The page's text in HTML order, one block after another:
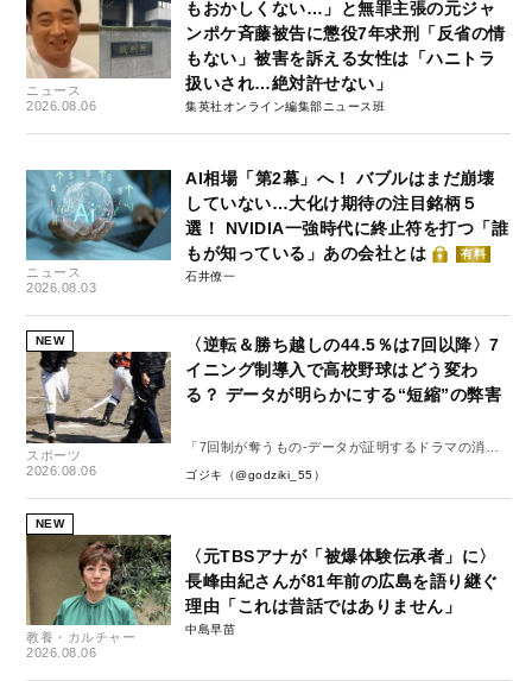
ニュース
2026.08.06
もおかしくない…」と無罪主張の元ジャ
ンポケ斉藤被告に懲役7年求刑「反省の情
もない」被害を訴える女性は「ハニトラ
扱いされ…絶対許せない」
集英社オンライン編集部ニュース班
ニュース
2026.08.03
AI相場「第2幕」へ！ バブルはまだ崩壊
していない…大化け期待の注目銘柄５
選！ NVIDIA一強時代に終止符を打つ「誰
もが知っている」あの会社とは
有料
石井僚一
NEW
スポーツ
2026.08.06
〈逆転＆勝ち越しの44.5％は7回以降〉7
イニング制導入で高校野球はどう変わ
る？ データが明らかにする“短縮”の弊害
「7回制が奪うもの-データが証明するドラマの消
失-」
ゴジキ（@godziki_55）
NEW
教養・カルチャー
2026.08.06
〈元TBSアナが「被爆体験伝承者」に〉
長峰由紀さんが81年前の広島を語り継ぐ
理由「これは昔話ではありません」
中島早苗